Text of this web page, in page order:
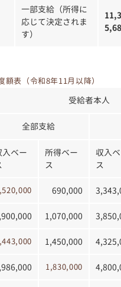
一部支給（所得に
応じて決定されま
す）
表（令和8年11月以降）
受給者本人
全部支給
入ベー
所得ベー
ス
収入
ス
690,000
1,070,000
1,450,000
1,830,000